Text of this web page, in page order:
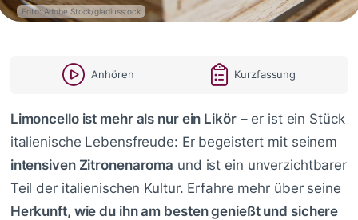
Foto: Adobe Stock/gladiusstock
Anhören Kurzfassung
Limoncello ist mehr als nur ein Likör– er ist ein Stück
italienische Lebensfreude: Er begeistert mit seinem
intensiven Zitronenaroma und ist ein unverzichtbarer
Teil der italienischen Kultur. Erfahre mehr über seine
Herkunft, wie du ihn am besten genießt und sichere